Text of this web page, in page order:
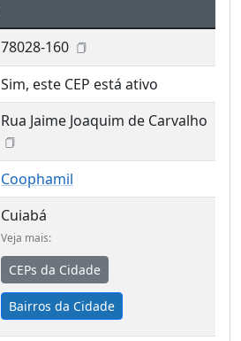
78028-160
Sim, este CEP está ativo
Rua Jaime Joaquim de Carvalho
Coophamil
Cuiabá
Veja mais:
CEPs da Cidade
Bairros da Cidade